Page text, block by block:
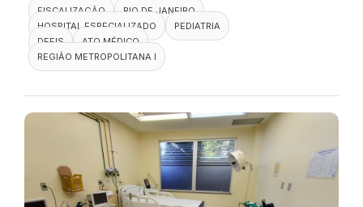
FISCALIZAÇÃO
RIO DE JANEIRO
HOSPITAL ESPECIALIZADO
PEDIATRIA
DEFIS
ATO MÉDICO
REGIÃO METROPOLITANA I